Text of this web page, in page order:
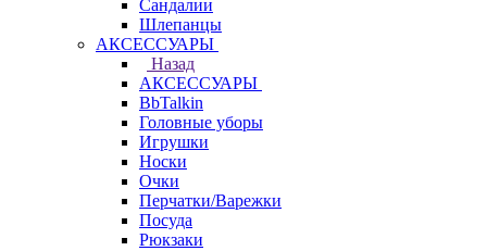
Сандалии
Шлепанцы
АКСЕССУАРЫ
Назад
АКСЕССУАРЫ
BbTalkin
Головные уборы
Игрушки
Носки
Очки
Перчатки/Варежки
Посуда
Рюкзаки